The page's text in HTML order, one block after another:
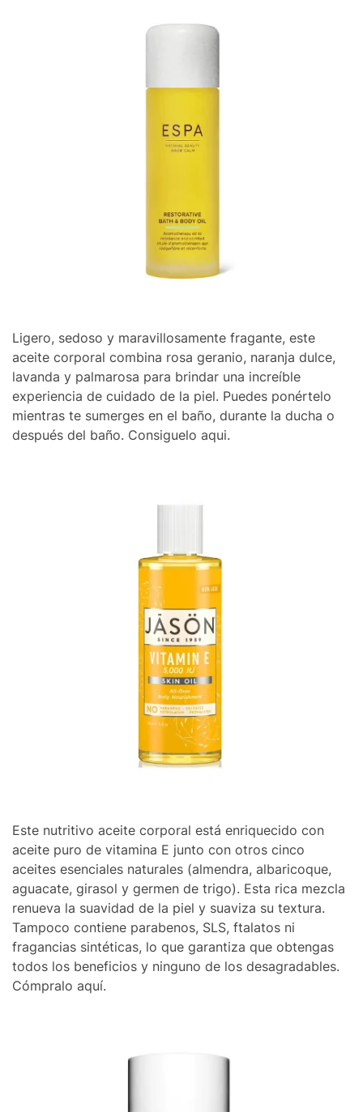
Ligero, sedoso y maravillosamente fragante, este
aceite corporal combina rosa geranio, naranja dulce,
lavanda y palmarosa para brindar una increíble
experiencia de cuidado de la piel. Puedes ponértelo
mientras te sumerges en el baño, durante la ducha o
después del baño. Consiguelo aqui.
Este nutritivo aceite corporal está enriquecido con
aceite puro de vitamina E junto con otros cinco
aceites esenciales naturales (almendra, albaricoque,
aguacate, girasol y germen de trigo). Esta rica mezcla
renueva la suavidad de la piel y suaviza su textura.
Tampoco contiene parabenos, SLS, ftalatos ni
fragancias sintéticas, lo que garantiza que obtengas
todos los beneficios y ninguno de los desagradables.
Cómpralo aquí.